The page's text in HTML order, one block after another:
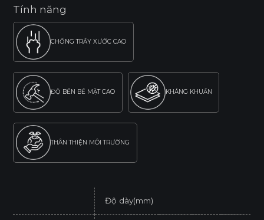
Tính năng
CHỐNG TRẦY XƯỚC CAO
ĐỘ BỀN BỀ MẶT CAO KHÁNG KHUẨN
THÂN THIỆN MÔI TRƯỜNG
Độ dày(mm)